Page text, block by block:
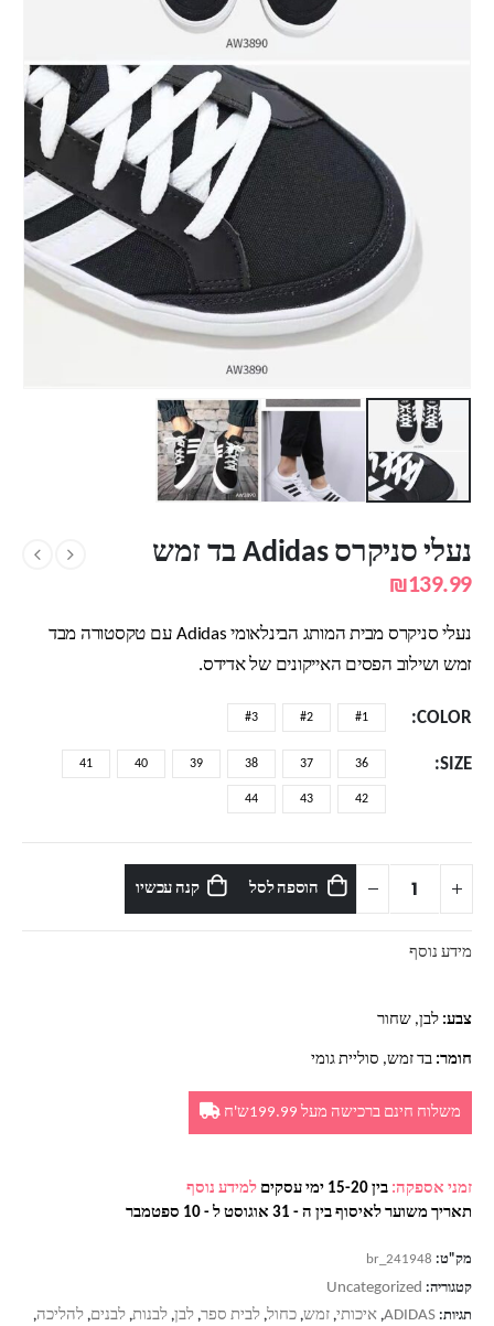
נעלי סניקרס Adidas בד זמש
₪139.99
נעלי סניקרס מבית המותג הבינלאומי Adidas עם טקסטורה מבד
זמש ושילוב הפסים האייקונים של אדידס.
COLOR
#1
#2
#3
SIZE
36
37
38
39
40
41
42
43
44
הוספה לסל קנה עכשיו
מידע נוסף
צבע: לבן, שחור
חומר: בד זמש, סוליית גומי
משלוח חינם ברכישה מעל 199.99ש'ח
זמני אספקה: בין 15-20 ימי עסקים
למידע נוסף
תאריך משוער לאיסוף בין ה - 31 אוגוסט ל - 10 ספטמבר
מק"ט: br_241948
קטגוריה: Uncategorized
תגיות: ADIDAS
, איכותי, זמש, כחול, לבית ספר, לבן, לבנות, לבנים, להליכה,